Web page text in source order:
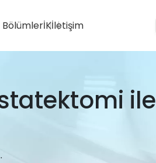
BölümlerİKİletişim
ile